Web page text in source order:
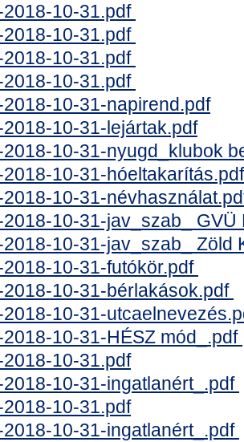
10-31.pdf
10-31.pdf
10-31.pdf
10-31.pdf
10-31-napirend.pdf
10-31-lejártak.pdf
2018-10-31-nyugd_klubok
10-31-hóeltakarítás.pdf
10-31-
2018-10-31-jav_szab_
2018-10-31-jav_szab_ Zöld
10-31-futókör.pdf
10-31-bérlakások.pdf
2018-10-31-
10-31-HÉSZ mód_.pdf
10-31.pdf
10-31-ingatlanért_.pdf
10-31.pdf
10-31-ingatlanért_.pdf